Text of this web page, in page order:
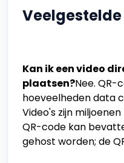
Kan ik een video
plaatsen?Nee. QR-
hoeveelheden data
Video's zijn
QR-code kan
gehost worden; de